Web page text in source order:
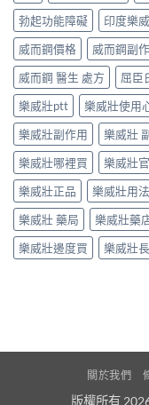
勃起功能障礙
印度樂
威而鋼價格
威而鋼副
威而鋼 醫生 處方
屈臣
樂威壯ptt
樂威壯使用
樂威壯副作用
樂威壯
樂威壯哪裡買
樂威壯
樂威壯正品
樂威壯用法
樂威壯 藥局
樂威壯藥
樂威壯邊度買
樂威壯
關於我們
版權所有